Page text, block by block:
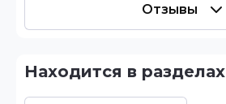
Отзывы
Находится в разделах